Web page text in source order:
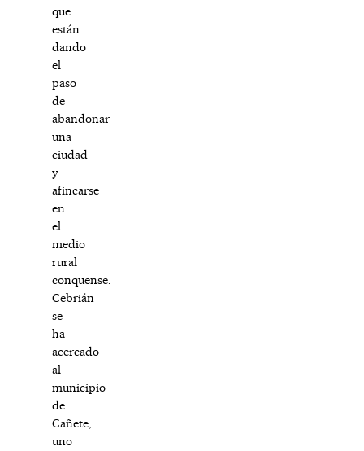
que
están
dando
el
paso
de
abandonar
una
ciudad
y
afincarse
en
el
medio
rural
conquense.
Cebrián
se
ha
acercado
al
municipio
de
Cañete,
uno